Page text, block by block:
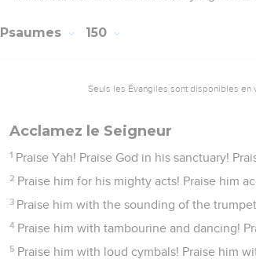
Psaumes 150
Seuls les Évangiles sont disponibles en
Acclamez le Seigneur
1 Praise Yah! Praise God in his sanctuary!
2 Praise him for his mighty acts! Praise him
3 Praise him with the sounding of the
4 Praise him with tambourine and dancing!
5 Praise him with loud cymbals! Praise him